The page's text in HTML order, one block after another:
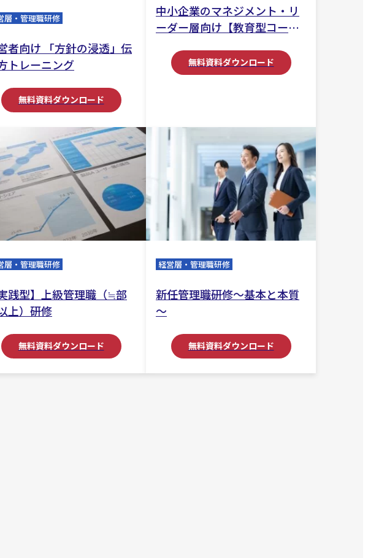
層・管理職研修
者向け 「方針の浸透」伝
トレーニング
無料資料ダウンロード
中小企業のマネジメント・リ
ーダー層向け【教育型コーチ
無料資料ダウンロード
層・管理職研修
実践型】上級管理職（≒部
上）研修
無料資料ダウンロード
経営層・管理職研修
新任管理職研修～基本と本質
～
無料資料ダウンロード